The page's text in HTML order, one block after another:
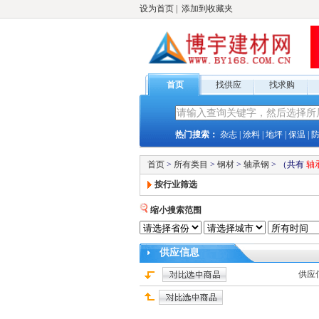
设为首页 添加到收藏夹
首页 找供应 找求购
热门搜索： 杂志 涂料 地坪 保温
首页 > 所有类目 > 钢材 > 轴承钢 > （共有 轴
按行业筛选
缩小搜索范围
供应信息
供应